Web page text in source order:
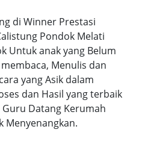
di Winner Prestasi
Pondok Melati
Untuk anak yang Belum
Menulis dan
yang Asik dalam
dan Hasil yang terbaik
Datang Kerumah
Menyenangkan.